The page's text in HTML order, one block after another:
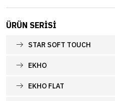
ÜRÜN SERISI
STAR SOFT TOUCH
EKHO
EKHO FLAT